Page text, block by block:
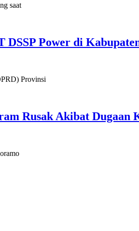
saat
Power di
Provinsi
Rusak Akibat Dugaan